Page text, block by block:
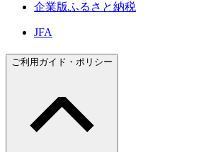
企業版ふるさと納税
JFA
ご利用ガイド・ポリシー